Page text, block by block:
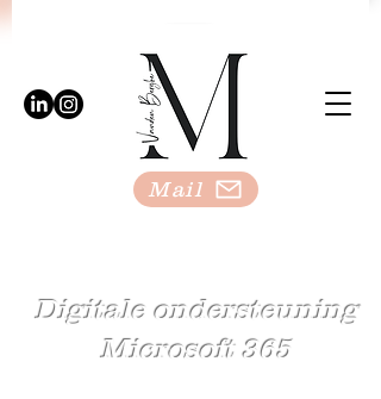
Mail
Digitale ondersteuning
Microsoft 365